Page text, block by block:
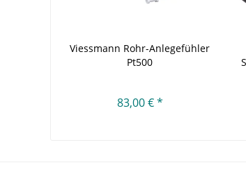
Viessmann Rohr-Anlegefühler
Pt500
83,00 € *